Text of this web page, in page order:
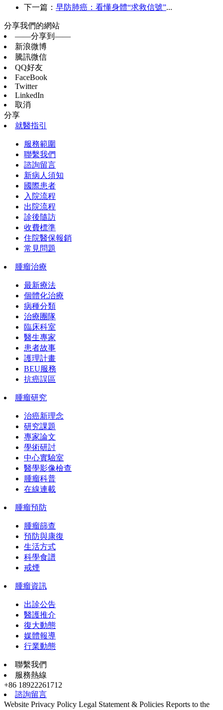
下一篇： 早防肺癌：看懂身體“求救信號”...
分享我們的網站
——分享到——
新浪微博
騰訊微信
QQ好友
FaceBook
Twitter
LinkedIn
取消
分享
就醫指引
服務範圍
聯繫我們
諮詢留言
新病人須知
國際患者
入院流程
出院流程
診後隨訪
收費標準
住院醫保報銷
常見問題
腫瘤治療
最新療法
個體化治療
病種分類
治療團隊
臨床科室
醫生專家
患者故事
護理計畫
BEU服務
抗癌誤區
腫瘤研究
治癌新理念
研究課題
專家論文
學術研討
中心實驗室
醫學影像檢查
腫瘤科普
在線連載
腫瘤預防
腫瘤篩查
預防與康復
生活方式
科學食譜
戒煙
腫瘤資訊
出診公告
醫護推介
復大動態
媒體報導
行業動態
聯繫我們
服務熱線
+86 18922261712
諮詢留言
Website Privacy Policy Legal Statement & Policies Reports to the